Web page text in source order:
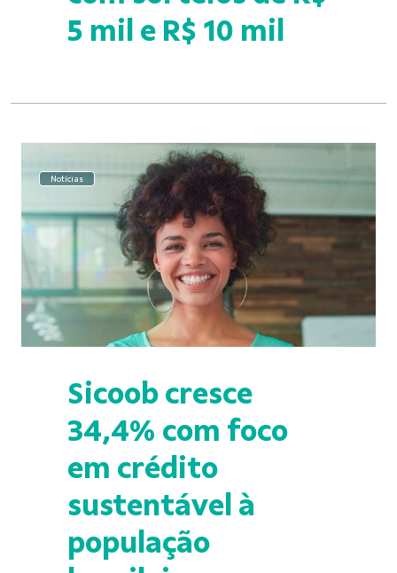
5 mil e R$ 10 mil
Notícias
Sicoob cresce
34,4% com foco
em crédito
sustentável à
população